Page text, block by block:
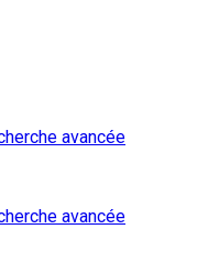
avancée
avancée